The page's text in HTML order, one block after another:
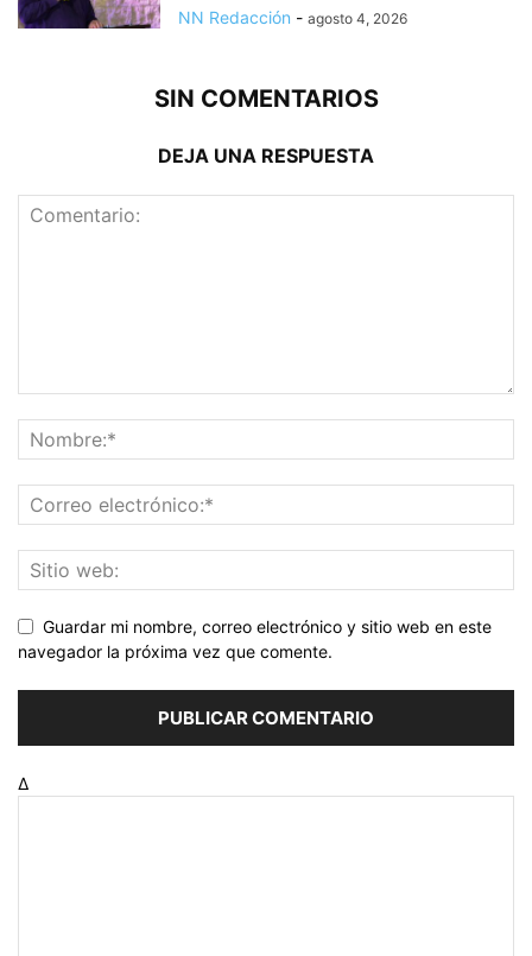
NN Redacción - agosto 4, 2026
SIN COMENTARIOS
DEJA UNA RESPUESTA
Guardar mi nombre, correo electrónico y sitio web en este
navegador la próxima vez que comente.
Δ